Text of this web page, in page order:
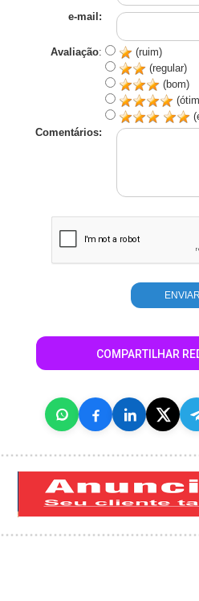
e-mail:
Avaliação:
(ruim)
(regular)
(bom)
Comentários:
COMPARTILHAR